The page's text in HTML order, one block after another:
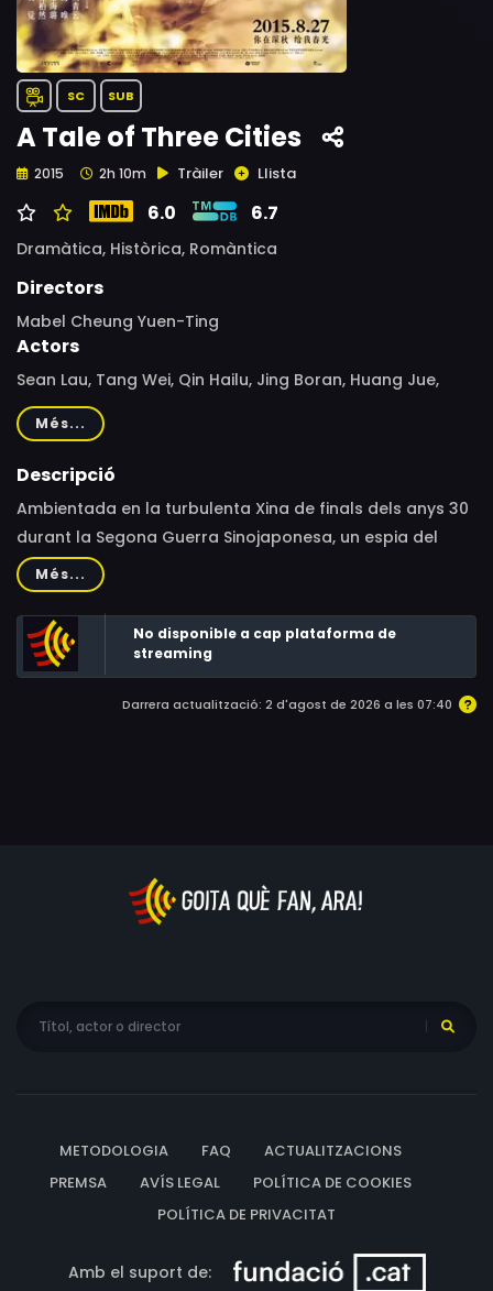
SC SUB
A Tale of Three Cities
2015 2h 10m Tràiler Llista
6.0 6.7
Dramàtica, Històrica, Romàntica
Directors
Mabel Cheung Yuen-Ting
Actors
Sean Lau, Tang Wei, Qin Hailu, Jing Boran, Huang Jue,
Elaine Jin Yan-Ling, Li Jianyi, Jiao Gang, Philip Chan, Wu
Jing, Wong Ji-Dan, Peng Yin, Hu Shun-Er, Miroslav Karel
Més...
Descripció
Ambientada en la turbulenta Xina de finals dels anys 30
durant la Segona Guerra Sinojaponesa, un espia del
Partit Nacionalista s’enamora de la Chen, una viuda que
es dedica a la venta ambulant d’opi, quan l’amor era un
ideal llunyà.
Més...
No disponible a cap plataforma de
streaming
Darrera actualització: 2 d'agost de 2026 a les 07:40
METODOLOGIA FAQ
ACTUALITZACIONS
PREMSA
AVÍS LEGAL
POLÍTICA DE COOKIES
POLÍTICA DE PRIVACITAT
Amb el suport de: